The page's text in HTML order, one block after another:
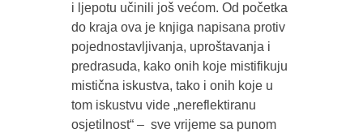
i ljepotu učinili još većom. Od početka
do kraja ova je knjiga napisana protiv
pojednostavljivanja, uproštavanja i
predrasuda, kako onih koje mistifikuju
mistična iskustva, tako i onih koje u
tom iskustvu vide „nereflektiranu
osjetilnost“ – sve vrijeme sa punom